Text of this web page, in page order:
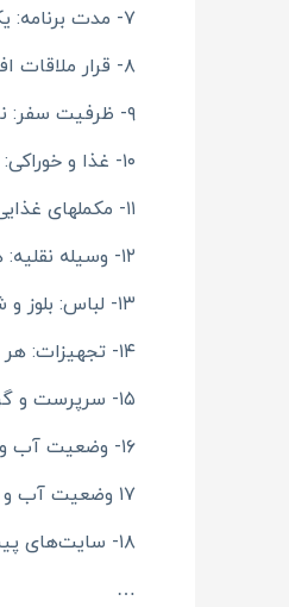
۷- مدت برنامه: یک روزه
۸- قرار ملاقات افراد: شهر رینه
۹- ظرفیت سفر: نا محدود
۱۰- غذا و خوراکی: چای
۱۱- مکملهای غذایی: نیازی نیست
۱۲- وسیله نقلیه: هر فرد با ماشین شخصی
۱۳- لباس: بلوز و شلوار گرم برای خواب، کلاه گرم، کاپشن، پلار بیس، دستکش گرم، گتر، اسکارف
۱۴- تجهیزات: هر دو نفر یک کوله 20 لیتری، کفش سه فصل ضد آب، ، آب (نیم‌لیتر)، باتوم کوهنوردی، لوازم بهداشتی شخصی.
۱۵- سرپرست و گرداننده: امیرعلی کاظمی‌پور
۱۶- وضعیت آب و هوای منطقه در زمان برگزاری: سرد -5 درجه
۱۷ وضعیت آب و هوای منطقه الان: صبح -5، شب -15
۱۸- سایت‌های پیشنهادی و معتبر برای مشاهده دقیق تر آب و هوای منطقه در لحظه:
…